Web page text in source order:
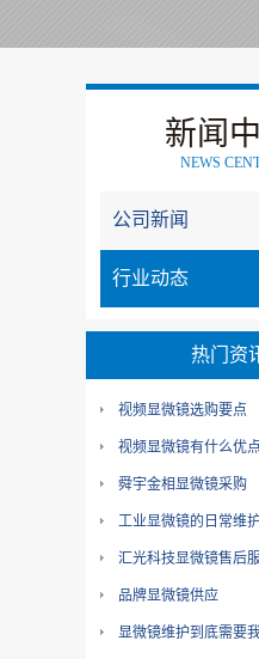
新闻
NEWS
公司新闻
行业动态
热门资
视频显微镜选购要点
视频显微镜有什么优点
舜宇金相显微镜采购
工业显微镜的日常维护
汇光科技显微镜售后
品牌显微镜供应
显微镜维护到底需要